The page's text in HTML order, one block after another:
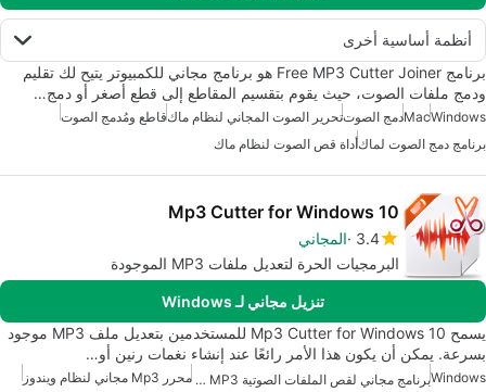
أنظمة أساسية أخرى
برنامج Free MP3 Cutter Joiner هو برنامج مجاني للكمبيوتر يتيح لك تقليم
ودمج ملفات الصوت، حيث يقوم بتقسيم المقاطع إلى قطع أصغر أو دمج…
Windows
Macدمج الصوتتحرير الصوت المجاني لنظام ماكقاطع ومُدمج الصوت
برنامج دمج الصوت لماكأداة قص الصوت لنظام ماك
Mp3 Cutter for Windows 10
3.4 المجاني
البرمجيات الحرة لتعديل ملفات MP3 الموجودة
تنزيل مجاني لـ Windows
يسمح Mp3 Cutter for Windows 10 للمستخدمين بتعديل ملف MP3 موجود
بسرعة. يمكن أن يكون هذا الأمر رائعًا عند إنشاء نغمات رنين أو…
Windows برنامج مجاني لقص الملفات الصوتية MP3 للويندوز محرر Mp3 مجاني لنظام ويندوز